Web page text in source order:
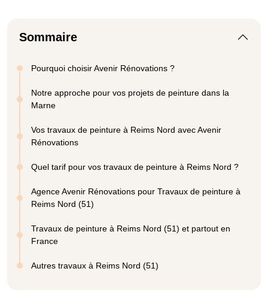
Sommaire
Pourquoi choisir Avenir Rénovations ?
Notre approche pour vos projets de peinture dans la
Marne
Vos travaux de peinture à Reims Nord avec Avenir
Rénovations
Quel tarif pour vos travaux de peinture à Reims Nord ?
Agence Avenir Rénovations pour Travaux de peinture à
Reims Nord (51)
Travaux de peinture à Reims Nord (51) et partout en
France
Autres travaux à Reims Nord (51)